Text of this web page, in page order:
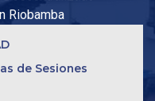
Riobamba
de Sesiones